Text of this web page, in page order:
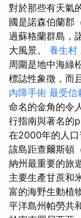
對於那些有天氣
國是諾森伯蘭郡
過蘇格蘭群島，
大風景。 養生村
周圍是地中海綠
標誌性象徵，而
內障手術 最受信
命名的金角的令
行指南與著名的
在2000年的人口
該島距查爾斯頓
納州最重要的旅
主要生產甘蔗和
富的海野生動植
平洋島州帕勞共